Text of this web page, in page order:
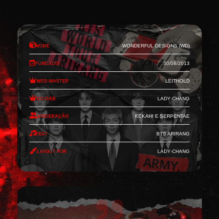
Nome Wonderful Designs (WD)
Fundado 30/08/2013
Web-Master Leithold
Co-Web Lady-Chang
Moderação Kekahi e Serpentae
Feat BTS Arirang
Layout por Lady-Chang